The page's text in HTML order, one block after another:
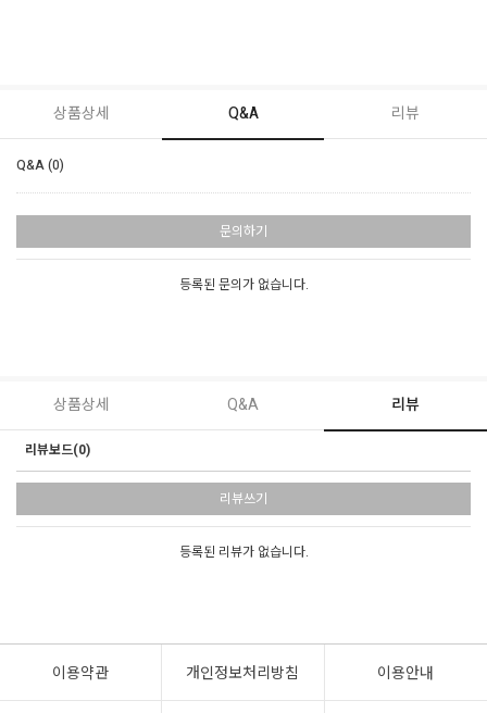
상품상세 Q&A 리뷰
Q&A (0)
문의하기
등록된 문의가 없습니다.
상품상세 Q&A 리뷰
리뷰보드(0)
리뷰쓰기
등록된 리뷰가 없습니다.
이용약관 개인정보처리방침 이용안내